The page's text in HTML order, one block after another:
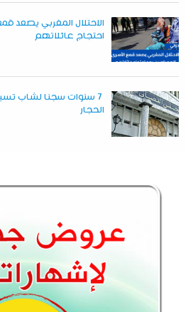
الاحتلال المغربي يصعد
احتجاج عائلاتهم
7 سنوات سجنا لشاب
الحجار